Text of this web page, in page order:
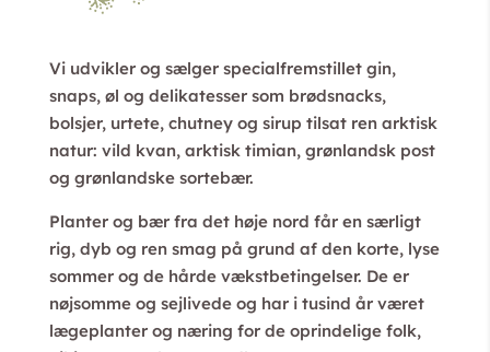
Vi udvikler og sælger specialfremstillet gin,
snaps, øl og delikatesser som brødsnacks,
bolsjer, urtete, chutney og sirup tilsat ren arktisk
natur: vild kvan, arktisk timian, grønlandsk post
og grønlandske sortebær.
Planter og bær fra det høje nord får en særligt
rig, dyb og ren smag på grund af den korte, lyse
sommer og de hårde vækstbetingelser. De er
nøjsomme og sejlivede og har i tusind år været
lægeplanter og næring for de oprindelige folk,